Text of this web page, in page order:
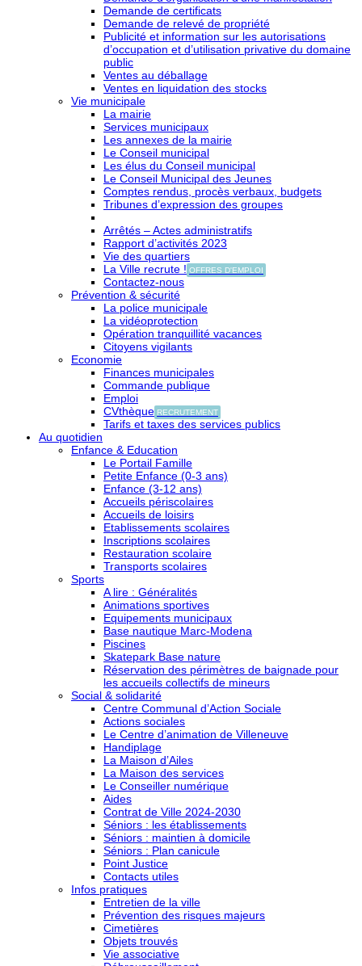
Demande de certificats
Demande de relevé de propriété
Publicité et information sur les autorisations
d’occupation et d’utilisation privative du domaine
public
Ventes au déballage
Ventes en liquidation des stocks
Vie municipale
La mairie
Services municipaux
Les annexes de la mairie
Le Conseil municipal
Les élus du Conseil municipal
Le Conseil Municipal des Jeunes
Comptes rendus, procès verbaux, budgets
Tribunes d’expression des groupes
Arrêtés – Actes administratifs
Rapport d’activités 2023
Vie des quartiers
La Ville recrute ! OFFRES D'EMPLOI
Contactez-nous
Prévention & sécurité
La police municipale
La vidéoprotection
Opération tranquillité vacances
Citoyens vigilants
Economie
Finances municipales
Commande publique
Emploi
CVthèque RECRUTEMENT
Tarifs et taxes des services publics
Au quotidien
Enfance & Education
Le Portail Famille
Petite Enfance (0-3 ans)
Enfance (3-12 ans)
Accueils périscolaires
Accueils de loisirs
Etablissements scolaires
Inscriptions scolaires
Restauration scolaire
Transports scolaires
Sports
A lire : Généralités
Animations sportives
Equipements municipaux
Base nautique Marc-Modena
Piscines
Skatepark Base nature
Réservation des périmètres de baignade pour
les accueils collectifs de mineurs
Social & solidarité
Centre Communal d’Action Sociale
Actions sociales
Le Centre d’animation de Villeneuve
Handiplage
La Maison d’Ailes
La Maison des services
Le Conseiller numérique
Aides
Contrat de Ville 2024-2030
Séniors : les établissements
Séniors : maintien à domicile
Séniors : Plan canicule
Point Justice
Contacts utiles
Infos pratiques
Entretien de la ville
Prévention des risques majeurs
Cimetières
Objets trouvés
Vie associative